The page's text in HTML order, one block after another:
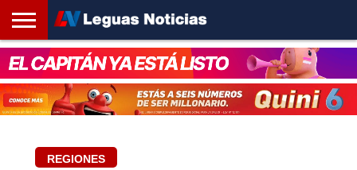
INICIO
SANTA
FE
ROSARIO24
REGIONES
ARGENTINA
OPINIÓN
CONTACTO
REGIONES